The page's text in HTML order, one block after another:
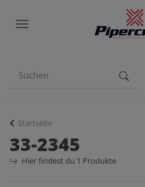
Startseite
33-2345
Hier findest du 1 Produkte